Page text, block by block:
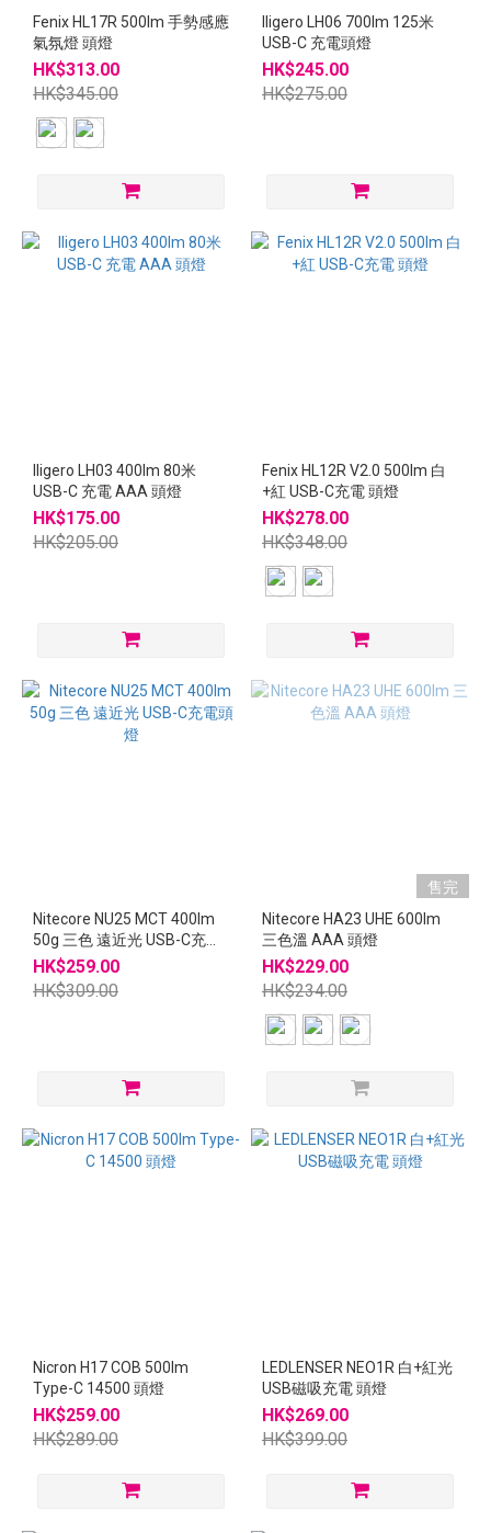
Fenix HL17R 500lm 手勢感應
氣氛燈 頭燈
HK$313.00
HK$345.00
Iligero LH06 700lm 125米
USB-C 充電頭燈
HK$245.00
HK$275.00
Iligero LH03 400lm 80米
USB-C 充電 AAA 頭燈
HK$175.00
HK$205.00
Fenix HL12R V2.0 500lm 白
+紅 USB-C充電 頭燈
HK$278.00
HK$348.00
Nitecore NU25 MCT 400lm
50g 三色 遠近光 USB-C充電
頭燈
HK$259.00
HK$309.00
售完
Nitecore HA23 UHE 600lm
三色溫 AAA 頭燈
HK$229.00
HK$234.00
Nicron H17 COB 500lm
Type-C 14500 頭燈
HK$259.00
HK$289.00
LEDLENSER NEO1R 白+紅光
USB磁吸充電 頭燈
HK$269.00
HK$399.00